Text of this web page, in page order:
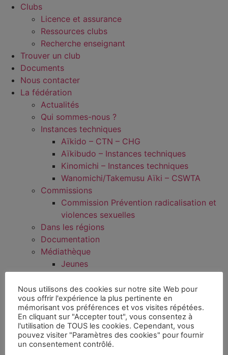
Clubs
Licence et assurance
Ressources clubs
Recherche enseignant
Trouver un club
Documents
Nous contacter
La fédération
Actualités
Qui sommes-nous ?
Instances techniques
Aïkido – CTN – CHG
Aïkibudo – Instances techniques
Kinomichi – Instances techniques
Wanomichi/Takemusu Aïki – CSWTA
Commissions
Commission Prévention radicalisation et
violences sexuelles
Dans les régions
Documentation
Médiathèque
Jeunes
Kagami Biraki 2023 FFAAA
Divers
Infos pratiques
AIDE – Mon espace FFAAA
Aide – Espace licencié
Aide – Espace club
Nous utilisons des cookies sur notre site Web pour
vous offrir l'expérience la plus pertinente en
mémorisant vos préférences et vos visites répétées.
En cliquant sur "Accepter tout", vous consentez à
l'utilisation de TOUS les cookies. Cependant, vous
pouvez visiter "Paramètres des cookies" pour fournir
un consentement contrôlé.